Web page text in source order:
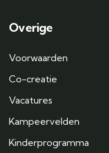
Overige
Voorwaarden
Co-creatie
Vacatures
Kampeervelden
Kinderprogramma